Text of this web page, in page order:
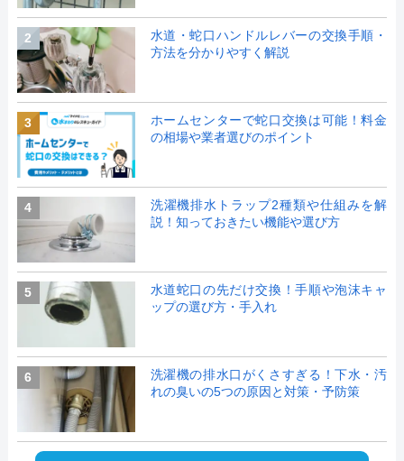
2
水道・蛇口ハンドルレバーの交換手順・
方法を分かりやすく解説
3
ホームセンターで蛇口交換は可能！料金
の相場や業者選びのポイント
4
洗濯機排水トラップ2種類や仕組みを解
説！知っておきたい機能や選び方
5
水道蛇口の先だけ交換！手順や泡沫キャ
ップの選び方・手入れ
6
洗濯機の排水口がくさすぎる！下水・汚
れの臭いの5つの原因と対策・予防策